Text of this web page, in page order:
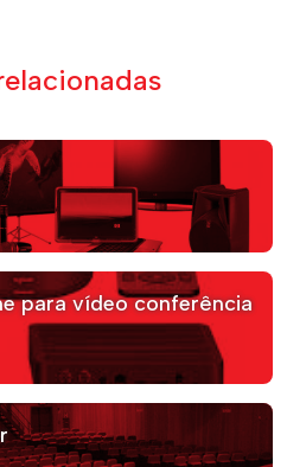
para vídeo conferência